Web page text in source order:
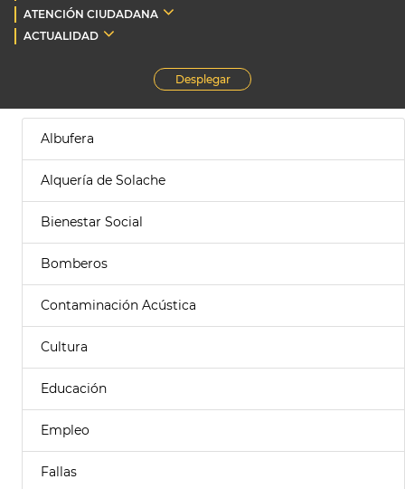
ATENCIÓN CIUDADANA
ACTUALIDAD
Desplegar
Albufera
Alquería de Solache
Bienestar Social
Bomberos
Contaminación Acústica
Cultura
Educación
Empleo
Fallas